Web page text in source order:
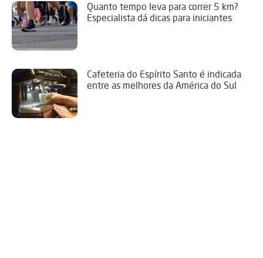
Quanto tempo leva para correr 5 km?
Especialista dá dicas para iniciantes
Cafeteria do Espírito Santo é indicada
entre as melhores da América do Sul